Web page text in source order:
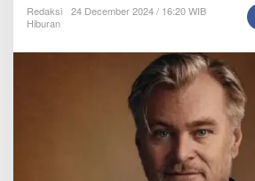
u
C
i
t
Redaksi
24 December 2024 / 16:20 WIB
Hiburan